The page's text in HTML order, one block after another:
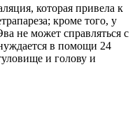
которая привела к
кроме того, у
не может справляться с
в помощи 24
и голову и